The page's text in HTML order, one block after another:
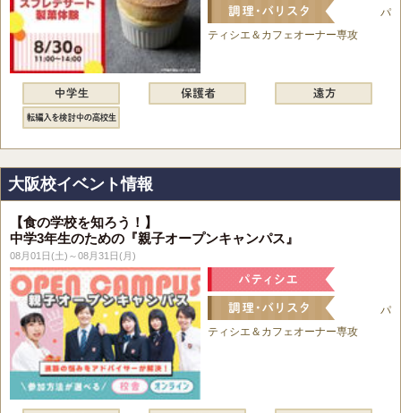
パ
ティシエ＆カフェオーナー専攻
大阪校イベント情報
【食の学校を知ろう！】
中学3年生のための『親子オープンキャンパス』
08月01日(土)～08月31日(月)
パ
ティシエ＆カフェオーナー専攻